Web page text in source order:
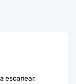
escanear,